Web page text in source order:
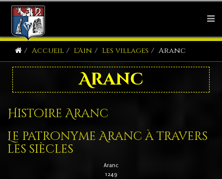
Accueil L'Ain Les villages Aranc
Aranc
Histoire Aranc
Le patronyme Aranc à travers
les siècles
Aranc
1249